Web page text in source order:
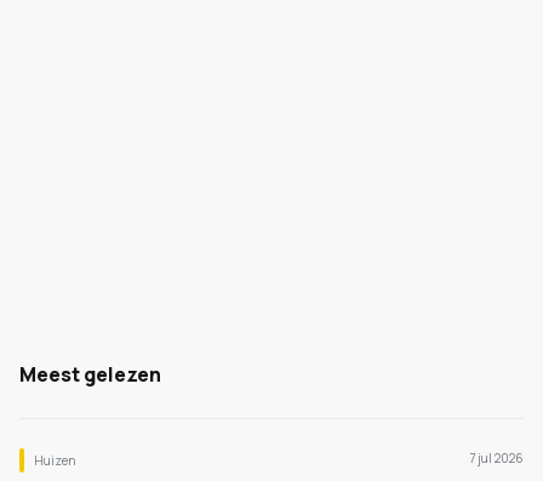
Meest gelezen
Huizen 7 jul 2026